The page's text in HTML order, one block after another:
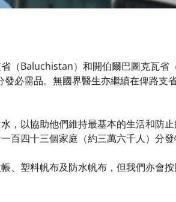
（Baluchistan）和開伯爾巴圖克瓦省
必需品。無國界醫生亦繼續在俾路支
，以協助他們維持最基本的生活和防
四十三個家庭（約三萬六千人）分發
、塑料帆布及防水帆布，但我們亦會